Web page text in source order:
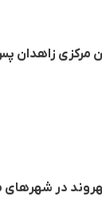
مرکزی زاهدان
از بازداشت و بلاتکلیفی